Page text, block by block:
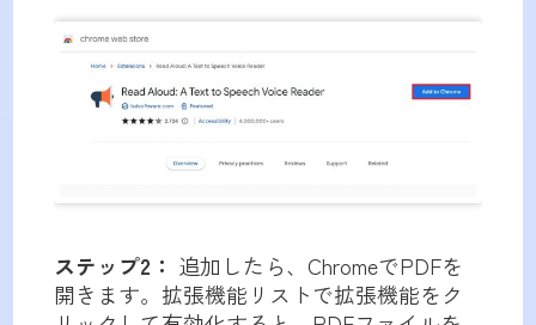
ステップ2： 追加したら、ChromeでPDFを
開きます。拡張機能リストで拡張機能をク